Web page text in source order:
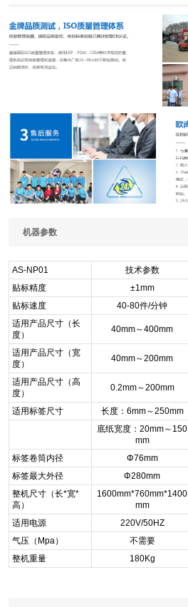
机器参数
AS-NP01 技术参数
贴标精度
±1mm
贴标速度
40-80件/分钟
适用产品尺寸（长
度）
40mm～400mm
适用产品尺寸（宽
度）
40mm～200mm
适用产品尺寸（高
度）
0.2mm～200mm
适用标签尺寸
长度：6mm～250mm
底纸宽度：20mm～150
mm
标签卷筒内径
Φ76mm
标签最大外径
Φ280mm
整机尺寸（长*宽*
高）
1600mm*760mm*1400
mm
适用电源
220V/50HZ
气压（Mpa）
不需要
整机重量
180Kg